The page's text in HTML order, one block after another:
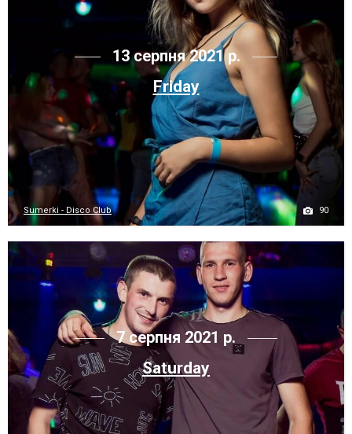
13 серпня 2021 р.
Friday
Sumerki - Disco Club 90
7 серпня 2021 р.
Saturday